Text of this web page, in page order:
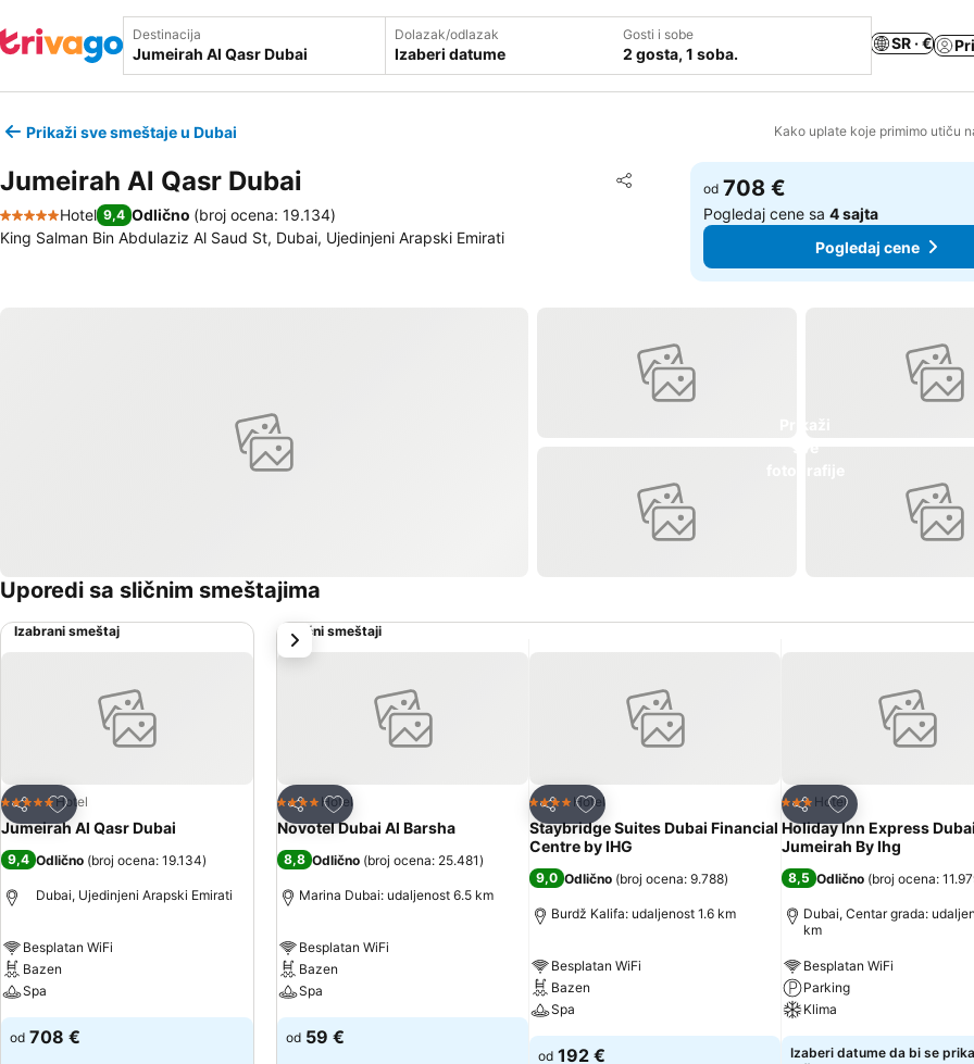
Destinacija Dolazak/odlazak
Izaberi datume
Gosti i sobe
2 gosta, 1 soba.
SR · €
Prikaži sve smeštaje u Dubai Kako uplate koje primimo utiču
Jumeirah Al Qasr Dubai Deli
Dodati u favorite
5 Zvezdice
Hotel 9,4 Odlično (broj ocena: 19.134)
King Salman Bin Abdulaziz Al Saud St, Dubai, Ujedinjeni Arapski Emirati
od 708 €
Pogledaj cene sa4 sajta
Pogledaj cene
Uporedi sa sličnim smeštajima
Izabrani smeštaj
Deli
Dodati u favorite
5 ZvezdiceHotel
Jumeirah Al Qasr Dubai
9,4 Odlično (broj ocena: 19.134)
Dubai, Ujedinjeni Arapski Emirati
Besplatan WiFi
Bazen
Spa
od 708 €
Slični smeštaji
Deli
Dodati u favorite
4 Zvezdice
Hotel
Novotel Dubai Al Barsha
8,8 Odlično (broj ocena: 25.481)
Marina Dubai: udaljenost 6.5 km
Besplatan WiFi
Bazen
Spa
od 59 €
Deli
Dodati u favorite
4 Zvezdice
Hotel
Staybridge Suites Dubai Financial
Centre by IHG
9,0 Odlično (broj ocena: 9.788)
Burdž Kalifa: udaljenost 1.6 km
Besplatan WiFi
Bazen
Spa
od 192 €
Deli
Dodati u favorite
3 Zvezdice
Hotel
Holiday Inn Express
Jumeirah By Ihg
8,5 Odlično (broj ocena:
Dubai, Centar grada:
km
Besplatan WiFi
Parking
Klima
Izaberi datume da bi se
sledeće